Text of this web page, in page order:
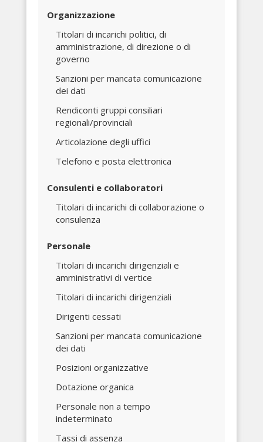
Organizzazione
Titolari di incarichi politici, di
amministrazione, di direzione o di
governo
Sanzioni per mancata comunicazione
dei dati
Rendiconti gruppi consiliari
regionali/provinciali
Articolazione degli uffici
Telefono e posta elettronica
Consulenti e collaboratori
Titolari di incarichi di collaborazione o
consulenza
Personale
Titolari di incarichi dirigenziali e
amministrativi di vertice
Titolari di incarichi dirigenziali
Dirigenti cessati
Sanzioni per mancata comunicazione
dei dati
Posizioni organizzative
Dotazione organica
Personale non a tempo
indeterminato
Tassi di assenza